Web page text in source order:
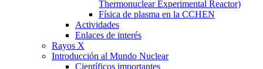
Thermonuclear Experimental Reactor)
Física de plasma en la CCHEN
Actividades
Enlaces de interés
Rayos X
Introducción al Mundo Nuclear
Científicos importantes